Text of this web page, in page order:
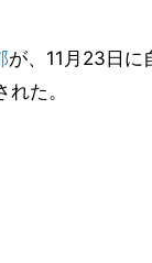
が、11月23日に
た。